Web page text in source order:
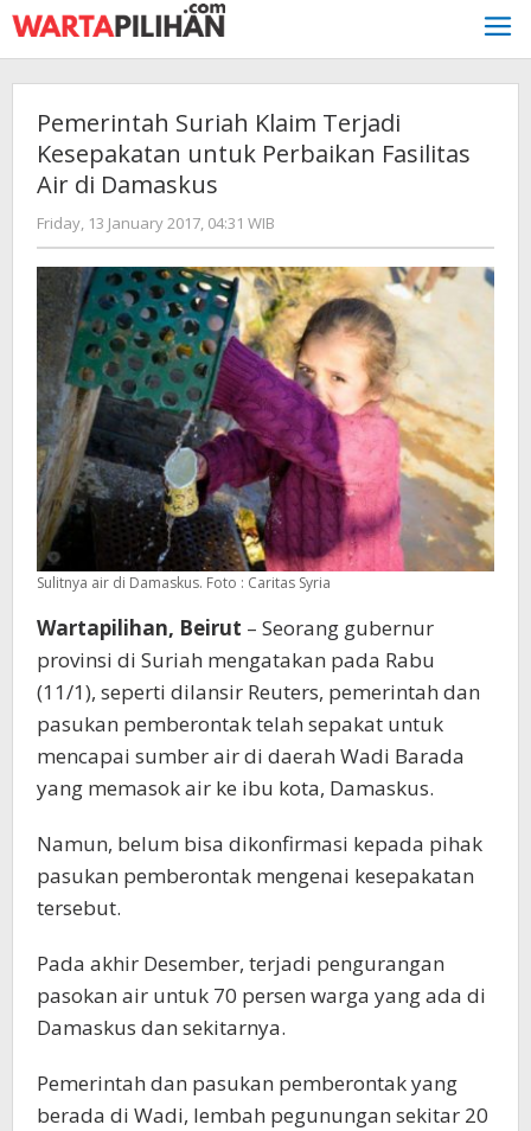
Skip
to
content
Pemerintah Suriah Klaim Terjadi
Kesepakatan untuk Perbaikan Fasilitas
Air di Damaskus
Friday, 13 January 2017, 04:31 WIB
redaksi
Sulitnya air di Damaskus. Foto : Caritas Syria
Wartapilihan, Beirut – Seorang gubernur
provinsi di Suriah mengatakan pada Rabu
(11/1), seperti dilansir Reuters, pemerintah dan
pasukan pemberontak telah sepakat untuk
mencapai sumber air di daerah Wadi Barada
yang memasok air ke ibu kota, Damaskus.
Namun, belum bisa dikonfirmasi kepada pihak
pasukan pemberontak mengenai kesepakatan
tersebut.
Pada akhir Desember, terjadi pengurangan
pasokan air untuk 70 persen warga yang ada di
Damaskus dan sekitarnya.
Pemerintah dan pasukan pemberontak yang
berada di Wadi, lembah pegunungan sekitar 20